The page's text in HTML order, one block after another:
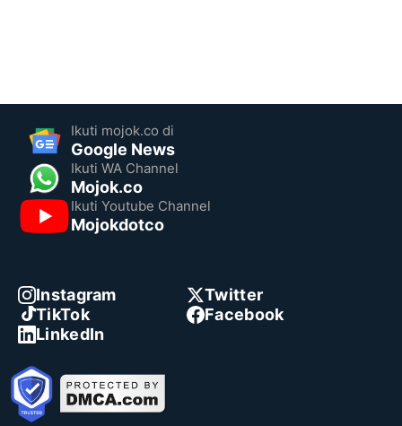
Ikuti mojok.co di
Google News
Ikuti WA Channel
Mojok.co
Ikuti Youtube Channel
Mojokdotco
Instagram
Twitter
TikTok
Facebook
LinkedIn